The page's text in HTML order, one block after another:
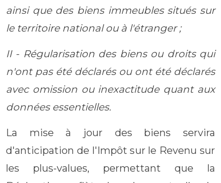
ainsi que des biens immeubles situés sur
le territoire national ou à l'étranger ;
II - Régularisation des biens ou droits qui
n'ont pas été déclarés ou ont été déclarés
avec omission ou inexactitude quant aux
données essentielles.
La mise à jour des biens servira
d'anticipation de l'Impôt sur le Revenu sur
les plus-values, permettant que la